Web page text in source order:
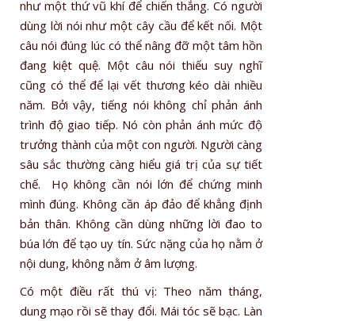
như một thứ vũ khí để chiến thắng. Có người
dùng lời nói như một cây cầu để kết nối. Một
câu nói đúng lúc có thể nâng đỡ một tâm hồn
đang kiệt quệ. Một câu nói thiếu suy nghĩ
cũng có thể để lại vết thương kéo dài nhiều
năm. Bởi vậy, tiếng nói không chỉ phản ánh
trình độ giao tiếp. Nó còn phản ánh mức độ
trưởng thành của một con người. Người càng
sâu sắc thường càng hiểu giá trị của sự tiết
chế. Họ không cần nói lớn để chứng minh
mình đúng. Không cần áp đảo để khẳng định
bản thân. Không cần dùng những lời đao to
búa lớn để tạo uy tín. Sức nặng của họ nằm ở
nội dung, không nằm ở âm lượng.
Có một điều rất thú vị: Theo năm tháng,
dung mạo rồi sẽ thay đổi. Mái tóc sẽ bạc. Làn